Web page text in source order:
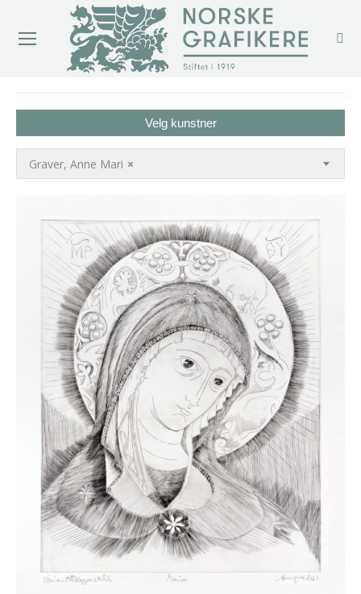
Velg kunstner
×
Graver, Anne Mari